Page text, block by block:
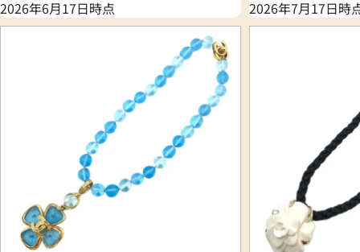
2026年6月17日時点 2026年7月17日時